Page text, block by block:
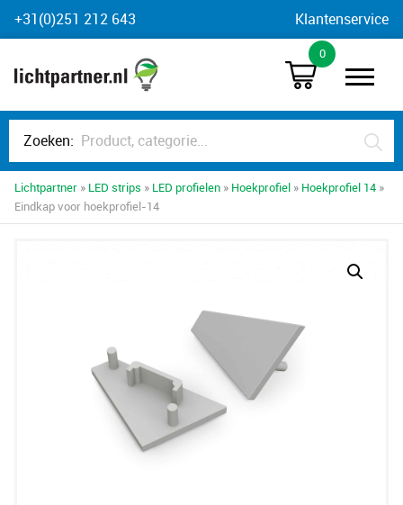
Skip
to
+31(0)251 212 643 Klantenservice
0
Zoeken:
Lichtpartner » LED strips » LED profielen » Hoekprofiel » Hoekprofiel 14 »
Eindkap voor hoekprofiel-14